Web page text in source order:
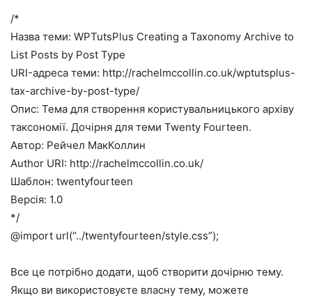
/*
Назва теми: WPTutsPlus Creating a Taxonomy Archive to
List Posts by Post Type
URI-адреса теми: http://rachelmccollin.co.uk/wptutsplus-
tax-archive-by-post-type/
Опис: Тема для створення користувальницького архіву
таксономії. Дочірня для теми Twenty Fourteen.
Автор: Рейчел МакКоллин
Author URI: http://rachelmccollin.co.uk/
Шаблон: twentyfourteen
Версія: 1.0
*/
@import url(“../twentyfourteen/style.css”);
Все це потрібно додати, щоб створити дочірню тему.
Якщо ви використовуєте власну тему, можете